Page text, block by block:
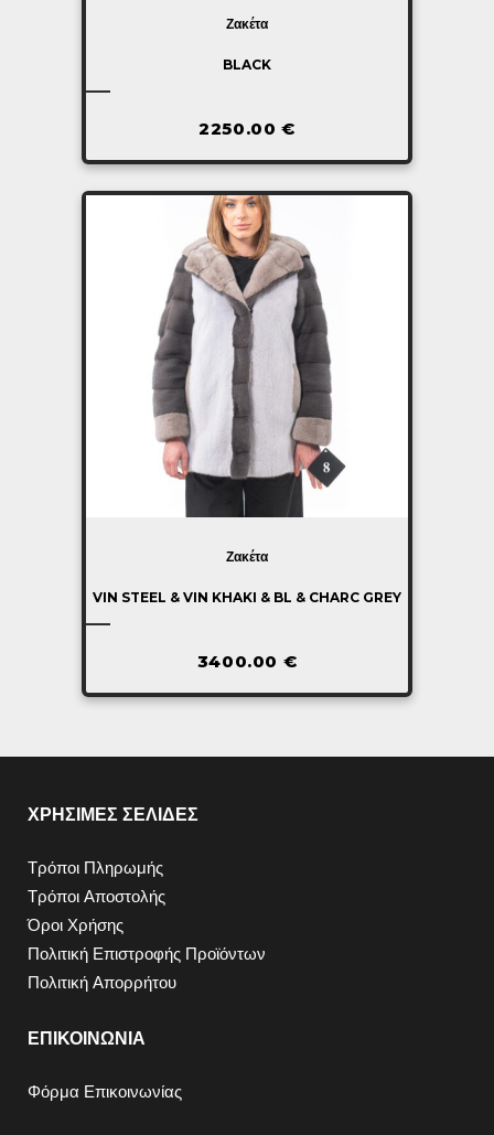
Ζακέτα
BLACK
2250.00€
Ζακέτα
VIN STEEL & VIN KHAKI & BL & CHARC GREY
3400.00 €
ΧΡΗΣΙΜΕΣ ΣΕΛΙΔΕΣ
Τρόποι Πληρωμής
Τρόποι Αποστολής
Όροι Χρήσης
Πολιτική Επιστροφής Προϊόντων
Πολιτική Απορρήτου
ΕΠΙΚΟΙΝΩΝΙΑ
Φόρμα Επικοινωνίας